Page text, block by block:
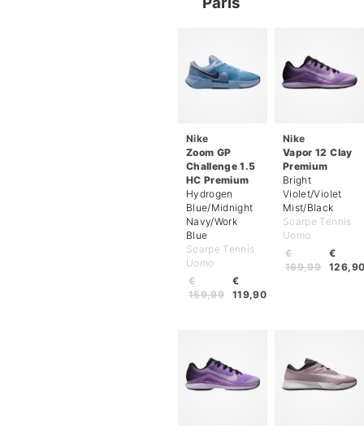
Nike
Zoom GP
Challenge 1.5
HC Premium
Hydrogen
Blue/Midnight
Navy/Work
Blue
Scarpe Tennis
Uomo
€
119,90
€
159,99
Nike
Vapor 12 Clay
Premium
Bright
Violet/Violet
Mist/Black
Scarpe Tennis
Uomo
€
€
169,99